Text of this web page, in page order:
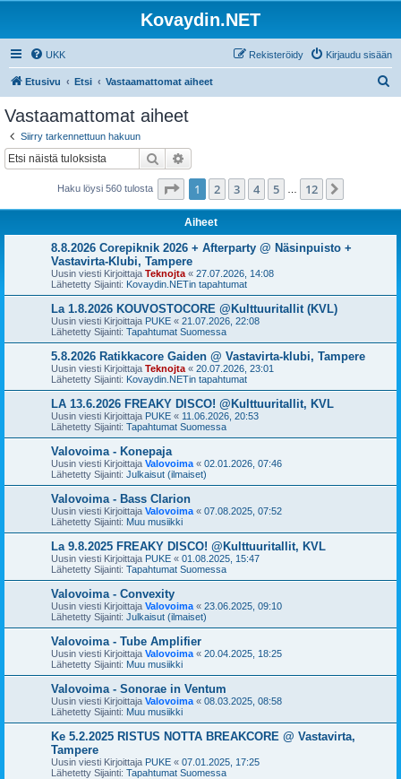
Kovaydin.NET
UKK Kirjaudu sisään
Rekisteröidy
Etusivu Etsi Vastaamattomat aiheet
Vastaamattomat aiheet
Siirry tarkennettuun hakuun
Etsi
Haku löysi 560 tulosta Sivu /12
1 2 3 4 5 12
Aiheet
8.8.2026 Corepiknik 2026 + Afterparty @ Näsinpuisto +
Vastavirta-Klubi, Tampere
Uusin viesti Kirjoittaja Teknojta « 27.07.2026, 14:08
Lähetetty Sijainti: Kovaydin.NETin tapahtumat
La 1.8.2026 KOUVOSTOCORE @Kulttuuritallit (KVL)
Uusin viesti Kirjoittaja PUKE « 21.07.2026, 22:08
Lähetetty Sijainti: Tapahtumat Suomessa
5.8.2026 Ratikkacore Gaiden @ Vastavirta-klubi, Tampere
Uusin viesti Kirjoittaja Teknojta « 20.07.2026, 23:01
Lähetetty Sijainti: Kovaydin.NETin tapahtumat
LA 13.6.2026 FREAKY DISCO! @Kulttuuritallit, KVL
Uusin viesti Kirjoittaja PUKE « 11.06.2026, 20:53
Lähetetty Sijainti: Tapahtumat Suomessa
Valovoima - Konepaja
Uusin viesti Kirjoittaja Valovoima « 02.01.2026, 07:46
Lähetetty Sijainti: Julkaisut (ilmaiset)
Valovoima - Bass Clarion
Uusin viesti Kirjoittaja Valovoima « 07.08.2025, 07:52
Lähetetty Sijainti: Muu musiikki
La 9.8.2025 FREAKY DISCO! @Kulttuuritallit, KVL
Uusin viesti Kirjoittaja PUKE « 01.08.2025, 15:47
Lähetetty Sijainti: Tapahtumat Suomessa
Valovoima - Convexity
Uusin viesti Kirjoittaja Valovoima « 23.06.2025, 09:10
Lähetetty Sijainti: Julkaisut (ilmaiset)
Valovoima - Tube Amplifier
Uusin viesti Kirjoittaja Valovoima « 20.04.2025, 18:25
Lähetetty Sijainti: Muu musiikki
Valovoima - Sonorae in Ventum
Uusin viesti Kirjoittaja Valovoima « 08.03.2025, 08:58
Lähetetty Sijainti: Muu musiikki
Ke 5.2.2025 RISTUS NOTTA BREAKCORE @ Vastavirta,
Tampere
Uusin viesti Kirjoittaja PUKE « 07.01.2025, 17:25
Lähetetty Sijainti: Tapahtumat Suomessa